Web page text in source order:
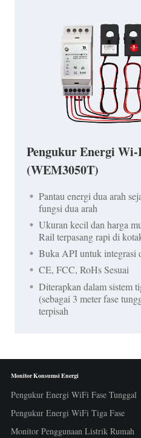
Pengukur Energi Wi-
(WEM3050T)
Pantau energi dua arah
fungsi dua arah
Ukuran kecil dan harga
Rail terpasang rapi di
Buka API untuk integrasi
CE, FCC, RoHs Sesuai
Diterapkan dalam sistem
(sebagai 3 meter fase
terpisah
Monitor Konsumsi Energi
Pengukur Energi WiFi Fase Tunggal
Pengukur Energi WiFi Tiga Fase
Monitor Penggunaan Listrik Rumah